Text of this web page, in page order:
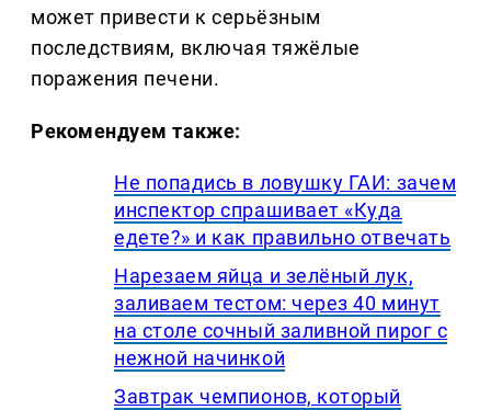
может привести к серьёзным
последствиям, включая тяжёлые
поражения печени.
Рекомендуем также:
Не попадись в ловушку ГАИ: зачем
инспектор спрашивает «Куда
едете?» и как правильно отвечать
Нарезаем яйца и зелёный лук,
заливаем тестом: через 40 минут
на столе сочный заливной пирог с
нежной начинкой
Завтрак чемпионов, который